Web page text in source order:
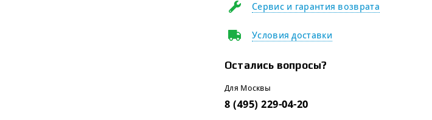
Сервис и гарантия возврата
Условия доставки
Остались вопросы?
Для Москвы
8 (495) 229-04-20